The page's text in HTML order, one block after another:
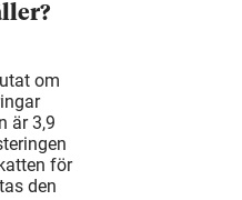
om
är 3,9
för
den